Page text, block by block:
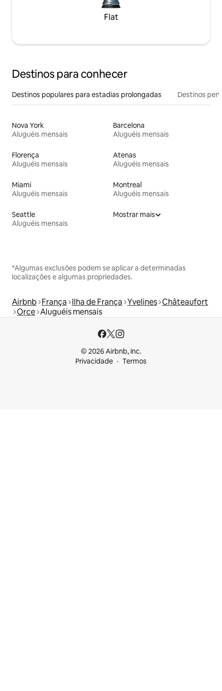
Flat
Destinos para conhecer
Destinos populares para estadias prolongadas Destinos
Nova York
Aluguéis mensais
Barcelona
Aluguéis mensais
Florença
Aluguéis mensais
Atenas
Aluguéis mensais
Miami
Aluguéis mensais
Montreal
Aluguéis mensais
Seattle
Aluguéis mensais
Mostrar mais
*Algumas exclusões podem se aplicar a determinadas
localizações e algumas propriedades.
Airbnb França Ilha de França Yvelines Châteaufort
Orce Aluguéis mensais
© 2026 Airbnb, Inc.
Privacidade
Termos